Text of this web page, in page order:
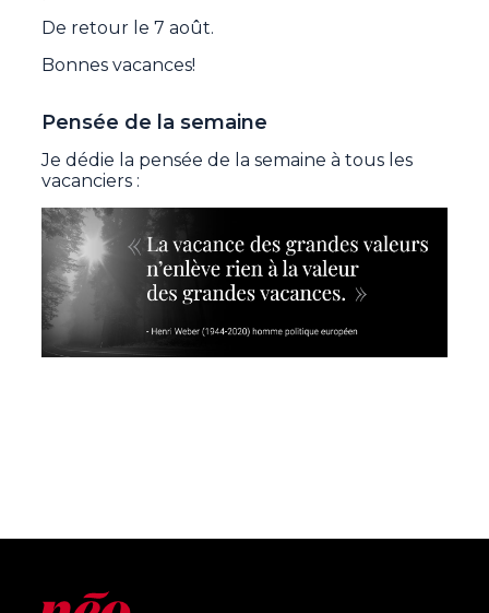
De retour le 7 août.
Bonnes vacances!
Pensée de la semaine
Je dédie la pensée de la semaine à tous les
vacanciers :